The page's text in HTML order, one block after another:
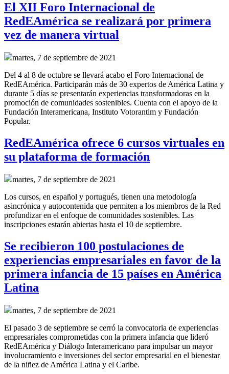
El XII Foro Internacional de
RedEAmérica se realizará por primera
vez de manera virtual
martes, 7 de septiembre de 2021
Del 4 al 8 de octubre se llevará acabo el Foro Internacional de
RedEAmérica. Participarán más de 30 expertos de América Latina y
durante 5 días se presentarán experiencias transformadoras en la
promoción de comunidades sostenibles. Cuenta con el apoyo de la
Fundación Interamericana, Instituto Votorantim y Fundación
Popular.
RedEAmérica ofrece 6 cursos virtuales en
su plataforma de formación
martes, 7 de septiembre de 2021
Los cursos, en español y portugués, tienen una metodología
asincrónica y autocontenida que permiten a los miembros de la Red
profundizar en el enfoque de comunidades sostenibles. Las
inscripciones estarán abiertas hasta el 10 de septiembre.
Se recibieron 100 postulaciones de
experiencias empresariales en favor de la
primera infancia de 15 países en América
Latina
martes, 7 de septiembre de 2021
El pasado 3 de septiembre se cerró la convocatoria de experiencias
empresariales comprometidas con la primera infancia que lideró
RedEAmérica y Diálogo Interamericano para impulsar un mayor
involucramiento e inversiones del sector empresarial en el bienestar
de la niñez de América Latina y el Caribe.